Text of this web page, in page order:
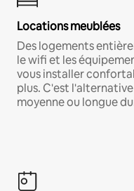
Locations meublées
Des logements
le wifi et les
vous installer
plus. C'est
moyenne ou longue